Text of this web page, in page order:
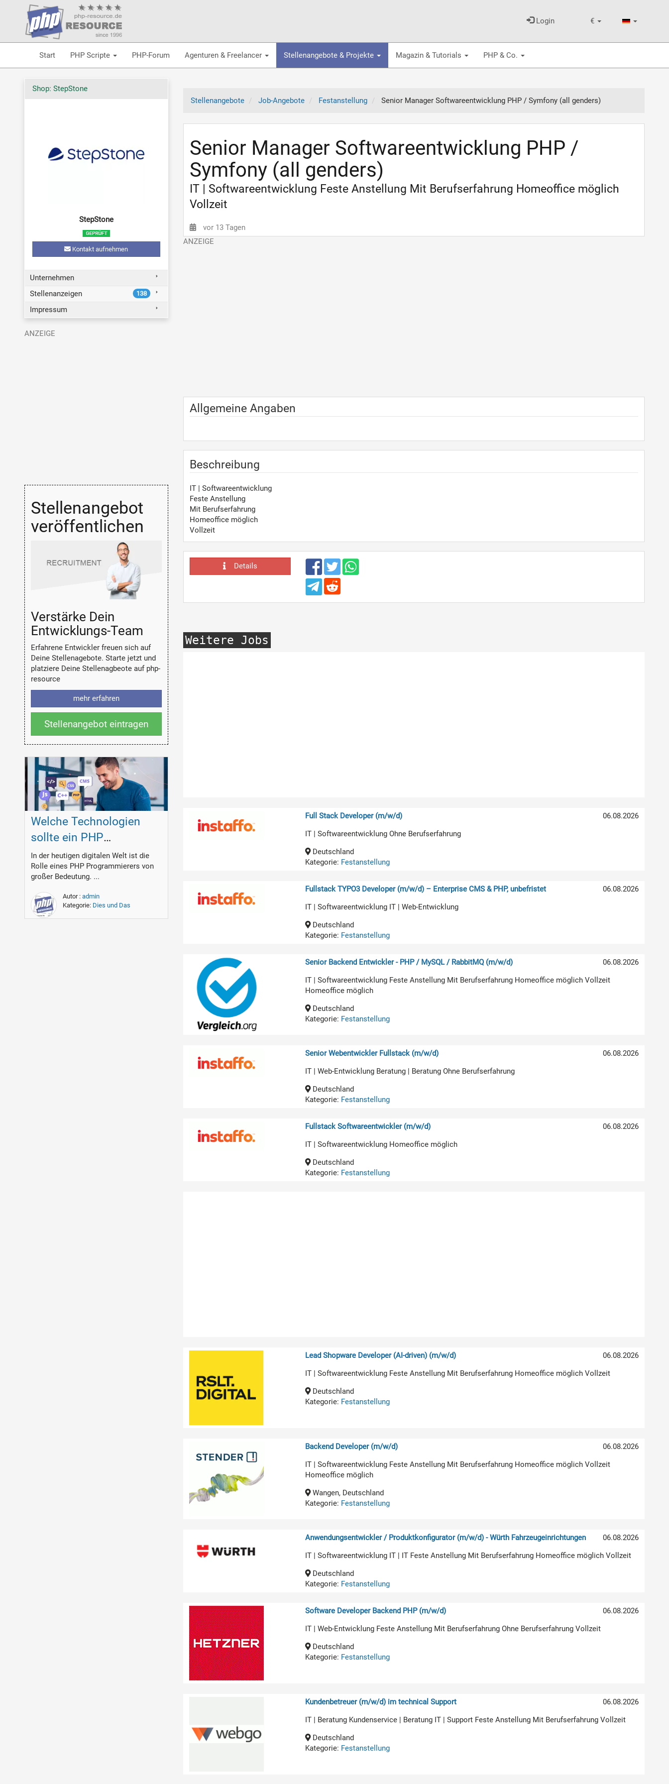
€
Login
Start PHP Scripte PHP-Forum Agenturen & Freelancer Stellenangebote & Projekte Magazin & Tutorials PHP & Co.
Stellenangebote Job-Angebote Festanstellung Senior Manager Softwareentwicklung PHP / Symfony (all genders)
Senior Manager Softwareentwicklung PHP /
Symfony (all genders)
IT | Softwareentwicklung Feste Anstellung Mit Berufserfahrung Homeoffice möglich
Vollzeit
vor 13 Tagen
Allgemeine Angaben
Beschreibung
IT | Softwareentwicklung
Feste Anstellung
Mit Berufserfahrung
Homeoffice möglich
Vollzeit
Details
Weitere Jobs
06.08.2026
Full Stack Developer (m/w/d)
IT | Softwareentwicklung Ohne Berufserfahrung
Deutschland
Kategorie: Festanstellung
06.08.2026
Fullstack TYPO3 Developer (m/w/d) – Enterprise CMS & PHP, unbefristet
IT | Softwareentwicklung IT | Web-Entwicklung
Deutschland
Kategorie: Festanstellung
06.08.2026
Senior Backend Entwickler - PHP / MySQL / RabbitMQ (m/w/d)
IT | Softwareentwicklung Feste Anstellung Mit Berufserfahrung Homeoffice möglich Vollzeit
Homeoffice möglich
Deutschland
Kategorie: Festanstellung
06.08.2026
Senior Webentwickler Fullstack (m/w/d)
IT | Web-Entwicklung Beratung | Beratung Ohne Berufserfahrung
Deutschland
Kategorie: Festanstellung
06.08.2026
Fullstack Softwareentwickler (m/w/d)
IT | Softwareentwicklung Homeoffice möglich
Deutschland
Kategorie: Festanstellung
06.08.2026
Lead Shopware Developer (AI-driven) (m/w/d)
IT | Softwareentwicklung Feste Anstellung Mit Berufserfahrung Homeoffice möglich Vollzeit
Deutschland
Kategorie: Festanstellung
06.08.2026
Backend Developer (m/w/d)
IT | Softwareentwicklung Feste Anstellung Mit Berufserfahrung Homeoffice möglich Vollzeit
Homeoffice möglich
Wangen, Deutschland
Kategorie: Festanstellung
06.08.2026
Anwendungsentwickler / Produktkonfigurator (m/w/d) - Würth Fahrzeugeinrichtungen
IT | Softwareentwicklung IT | IT Feste Anstellung Mit Berufserfahrung Homeoffice möglich Vollzeit
Deutschland
Kategorie: Festanstellung
06.08.2026
Software Developer Backend PHP (m/w/d)
IT | Web-Entwicklung Feste Anstellung Mit Berufserfahrung Ohne Berufserfahrung Vollzeit
Deutschland
Kategorie: Festanstellung
06.08.2026
Kundenbetreuer (m/w/d) im technical Support
IT | Beratung Kundenservice | Beratung IT | Support Feste Anstellung Mit Berufserfahrung Vollzeit
Deutschland
Kategorie: Festanstellung
Shop: StepStone
StepStone
Kontakt aufnehmen
Unternehmen
Stellenanzeigen
138
Impressum
Stellenangebot
veröffentlichen
Verstärke Dein
Entwicklungs-Team
Erfahrene Entwickler freuen sich auf
Deine Stellenagebote. Starte jetzt und
platziere Deine Stellenagbeote auf php-
resource
mehr erfahren
Stellenangebot eintragen
Welche Technologien
sollte ein PHP
Programmierer
beherrschen?
In der heutigen digitalen Welt ist die
Rolle eines PHP Programmierers von
großer Bedeutung. ...
Autor : admin
Kategorie: Dies und Das